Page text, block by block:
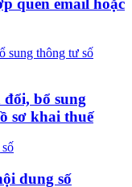
quên email hoặc
bổ sung
sơ khai thuế
dung số